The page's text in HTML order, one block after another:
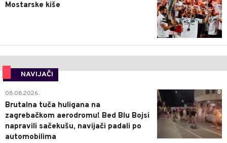
Mostarske kiše
NAVIJAČI
0
08.08.2026.
Brutalna tuča huligana na
zagrebačkom aerodromu! Bed Blu Bojsi
napravili sačekušu, navijači padali po
automobilima